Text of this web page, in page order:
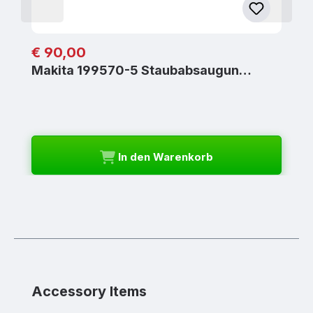
Regulärer Preis:
€ 90,00
Makita 199570-5 Staubabsaugun…
In den Warenkorb
Produktgalerie überspringen
Accessory Items